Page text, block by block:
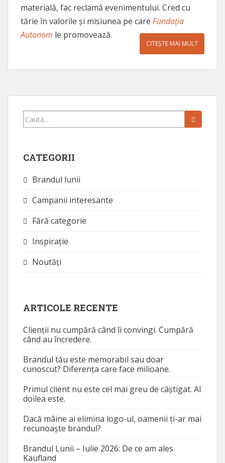
materială, fac reclamă evenimentului. Cred cu
tărie în valorile și misiunea pe care Fundația
Autonom le promovează.
CITEȘTE MAI MULT
Caută...
CATEGORII
Brandul lunii
Campanii interesante
Fără categorie
Inspirație
Noutăţi
ARTICOLE RECENTE
Clienții nu cumpără când îi convingi. Cumpără
când au încredere.
Brandul tău este memorabil sau doar
cunoscut? Diferența care face milioane.
Primul client nu este cel mai greu de câștigat. Al
doilea este.
Dacă mâine ai elimina logo-ul, oamenii ți-ar mai
recunoaște brandul?
Brandul Lunii – Iulie 2026: De ce am ales
Kaufland